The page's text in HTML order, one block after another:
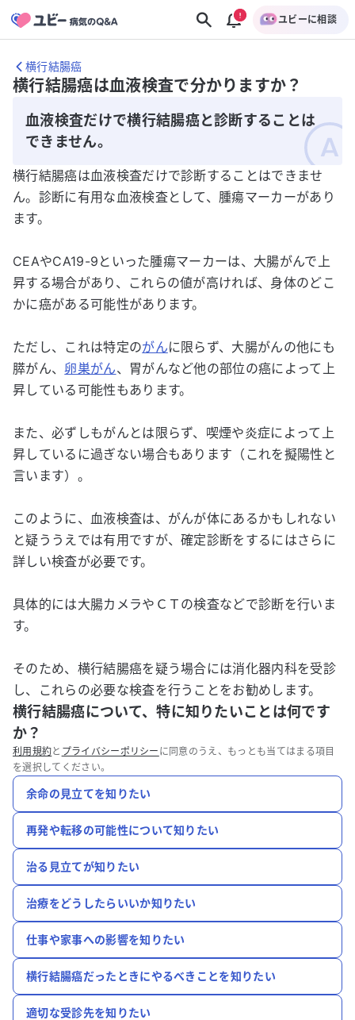
ユビーに相談
横行結腸癌
横行結腸癌は血液検査で分かりますか？
血液検査だけで横行結腸癌と診断することは
できません。
横行結腸癌は血液検査だけで診断することはできませ
ん。診断に有用な血液検査として、腫瘍マーカーがあり
ます。
CEAやCA19-9といった腫瘍マーカーは、大腸がんで上
昇する場合があり、これらの値が高ければ、身体のどこ
かに癌がある可能性があります。
ただし、これは特定のがんに限らず、大腸がんの他にも
膵がん、卵巣がん、胃がんなど他の部位の癌によって上
昇している可能性もあります。
また、必ずしもがんとは限らず、喫煙や炎症によって上
昇しているに過ぎない場合もあります（これを擬陽性と
言います）。
このように、血液検査は、がんが体にあるかもしれない
と疑ううえでは有用ですが、確定診断をするにはさらに
詳しい検査が必要です。
具体的には大腸カメラやＣＴの検査などで診断を行いま
す。
そのため、横行結腸癌を疑う場合には消化器内科を受診
し、これらの必要な検査を行うことをお勧めします。
横行結腸癌について、特に知りたいことは何です
か？
利用規約と プライバシーポリシー に同意のうえ、もっとも当てはまる項目
を選択してください。
余命の見立てを知りたい
再発や転移の可能性について知りたい
治る見立てが知りたい
治療をどうしたらいいか知りたい
仕事や家事への影響を知りたい
横行結腸癌だったときにやるべきことを知りたい
適切な受診先を知りたい